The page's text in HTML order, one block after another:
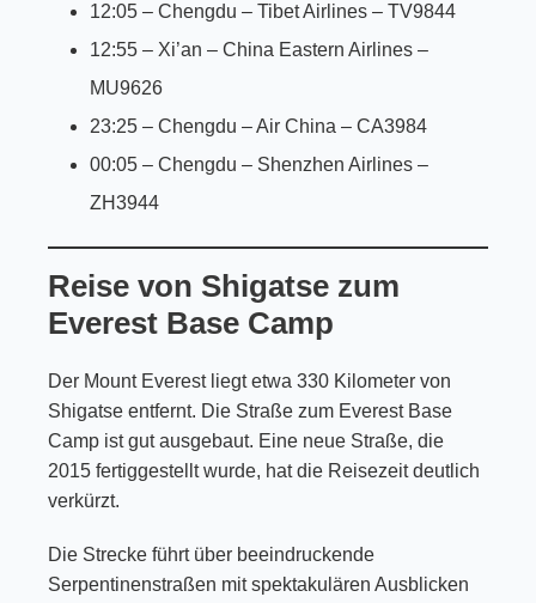
12:05 – Chengdu – Tibet Airlines – TV9844
12:55 – Xi’an – China Eastern Airlines –
MU9626
23:25 – Chengdu – Air China – CA3984
00:05 – Chengdu – Shenzhen Airlines –
ZH3944
Reise von Shigatse zum
Everest Base Camp
Der Mount Everest liegt etwa 330 Kilometer von
Shigatse entfernt. Die Straße zum Everest Base
Camp ist gut ausgebaut. Eine neue Straße, die
2015 fertiggestellt wurde, hat die Reisezeit deutlich
verkürzt.
Die Strecke führt über beeindruckende
Serpentinenstraßen mit spektakulären Ausblicken